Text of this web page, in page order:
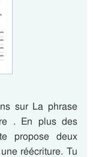
sur La phrase
. En plus des
propose deux
réécriture. Tu